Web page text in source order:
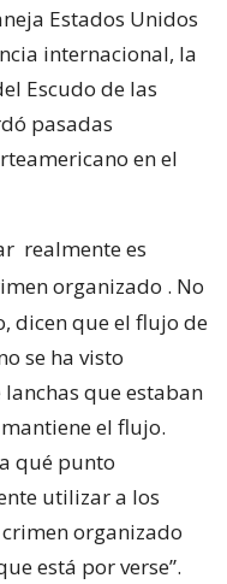
Estados Unidos
internacional, la
Escudo de las
pasadas
en el
realmente es
organizado . No
dicen que el flujo de
se ha visto
que estaban
el flujo.
qué punto
utilizar a los
organizado
está por verse”.